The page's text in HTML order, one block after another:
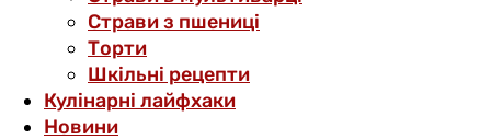
Страви з пшениці
Торти
Шкільні рецепти
Кулінарні лайфхаки
Новини